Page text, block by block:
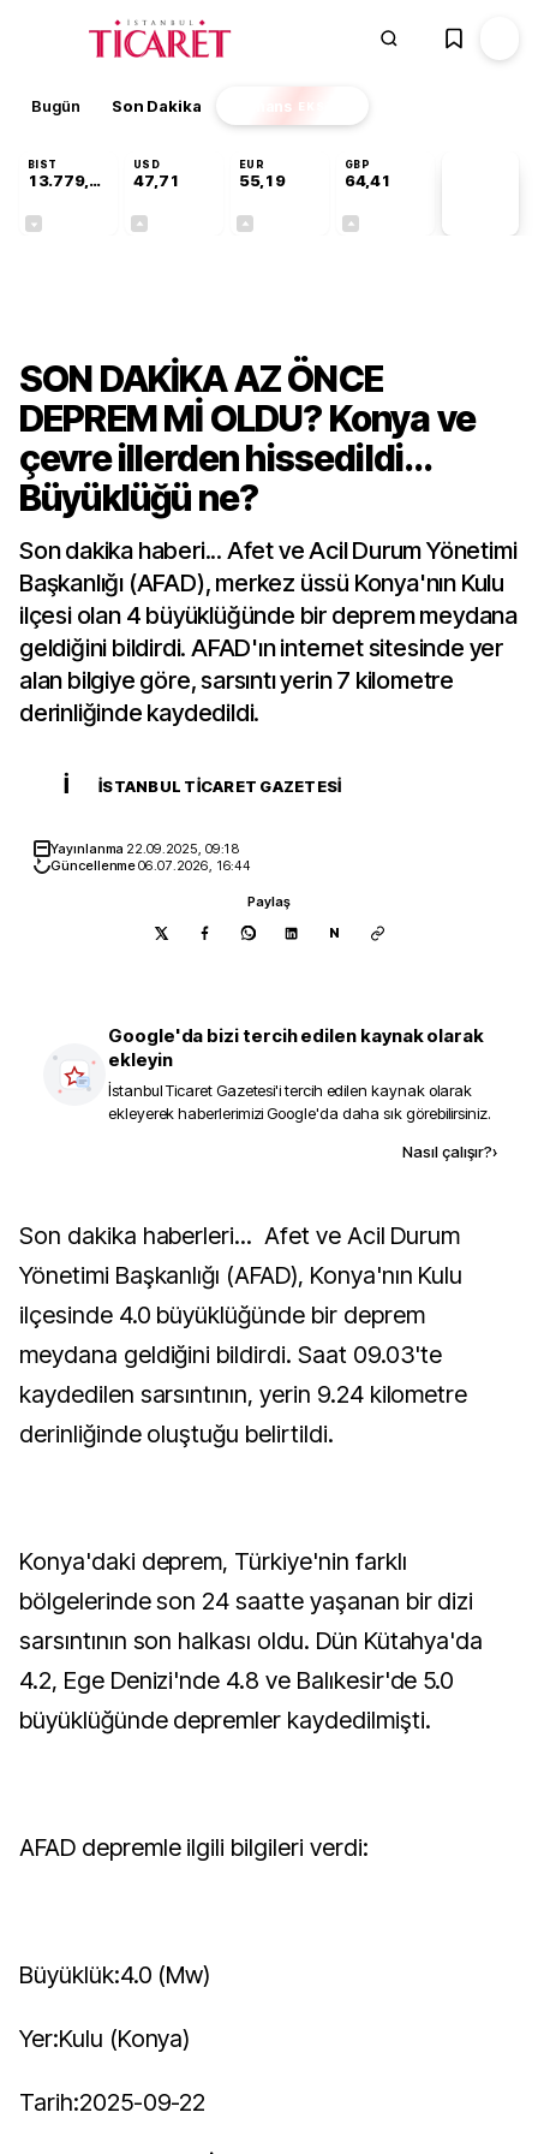
Bugün Son Dakika Finans EKSTRA
BIST
13.779,39
USD
47,71
EUR
55,19
GBP
64,41
SON DAKİKA AZ ÖNCE
DEPREM Mİ OLDU? Konya ve
çevre illerden hissedildi...
Büyüklüğü ne?
Son dakika haberi... Afet ve Acil Durum Yönetimi
Başkanlığı (AFAD), merkez üssü Konya'nın Kulu
ilçesi olan 4 büyüklüğünde bir deprem meydana
geldiğini bildirdi. AFAD'ın internet sitesinde yer
alan bilgiye göre, sarsıntı yerin 7 kilometre
derinliğinde kaydedildi.
İ İSTANBUL TICARET GAZETESI
Yayınlanma 22.09.2025, 09:18
Güncellenme06.07.2026, 16:44
Paylaş
N
Google'da bizi tercih edilen kaynak olarak
ekleyin
İstanbul Ticaret Gazetesi'i tercih edilen kaynak olarak
ekleyerek haberlerimizi Google'da daha sık görebilirsiniz.
Nasıl çalışır?›
Son dakika haberleri... Afet ve Acil Durum
Yönetimi Başkanlığı (AFAD), Konya'nın Kulu
ilçesinde 4.0 büyüklüğünde bir deprem
meydana geldiğini bildirdi. Saat 09.03'te
kaydedilen sarsıntının, yerin 9.24 kilometre
derinliğinde oluştuğu belirtildi.
Konya'daki deprem, Türkiye'nin farklı
bölgelerinde son 24 saatte yaşanan bir dizi
sarsıntının son halkası oldu. Dün Kütahya'da
4.2, Ege Denizi'nde 4.8 ve Balıkesir'de 5.0
büyüklüğünde depremler kaydedilmişti.
AFAD depremle ilgili bilgileri verdi:
Büyüklük:4.0 (Mw)
Yer:Kulu (Konya)
Tarih:2025-09-22